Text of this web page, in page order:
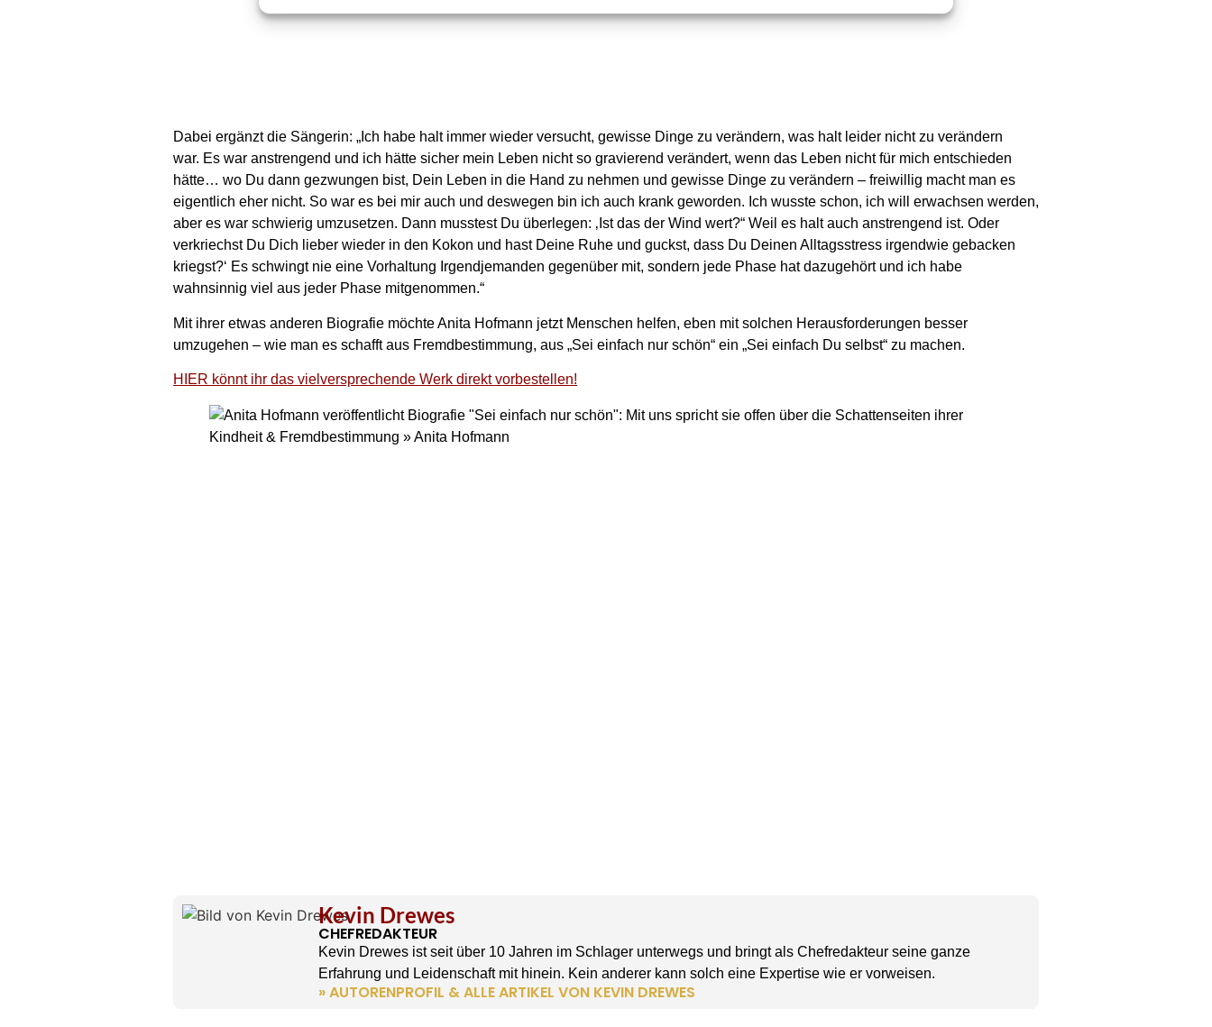
Dabei ergänzt die Sängerin: „Ich habe halt immer wieder versucht, gewisse Dinge zu verändern, was halt leider nicht zu verändern
war. Es war anstrengend und ich hätte sicher mein Leben nicht so gravierend verändert, wenn das Leben nicht für mich entschieden
hätte… wo Du dann gezwungen bist, Dein Leben in die Hand zu nehmen und gewisse Dinge zu verändern – freiwillig macht man es
eigentlich eher nicht. So war es bei mir auch und deswegen bin ich auch krank geworden. Ich wusste schon, ich will erwachsen werden,
aber es war schwierig umzusetzen. Dann musstest Du überlegen: ‚Ist das der Wind wert?“ Weil es halt auch anstrengend ist. Oder
verkriechst Du Dich lieber wieder in den Kokon und hast Deine Ruhe und guckst, dass Du Deinen Alltagsstress irgendwie gebacken
kriegst?‘ Es schwingt nie eine Vorhaltung Irgendjemanden gegenüber mit, sondern jede Phase hat dazugehört und ich habe
wahnsinnig viel aus jeder Phase mitgenommen.“
Mit ihrer etwas anderen Biografie möchte Anita Hofmann jetzt Menschen helfen, eben mit solchen Herausforderungen besser
umzugehen – wie man es schafft aus Fremdbestimmung, aus „Sei einfach nur schön“ ein „Sei einfach Du selbst“ zu machen.
HIER könnt ihr das vielversprechende Werk direkt vorbestellen!
Kevin Drewes
CHEFREDAKTEUR
Kevin Drewes ist seit über 10 Jahren im Schlager unterwegs und bringt als Chefredakteur seine ganze
Erfahrung und Leidenschaft mit hinein. Kein anderer kann solch eine Expertise wie er vorweisen.
» AUTORENPROFIL & ALLE ARTIKEL VON KEVIN DREWES